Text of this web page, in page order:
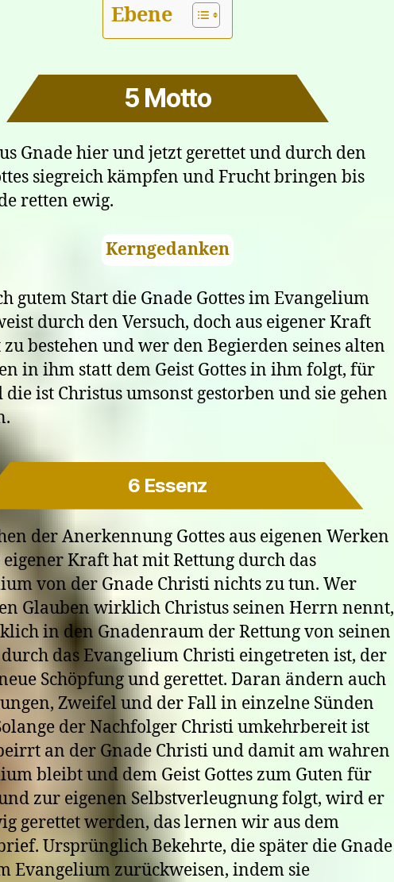
Ebene
5 Motto
Gnade hier und jetzt gerettet und durch den
siegreich kämpfen und Frucht bringen bis
retten ewig.
Kerngedanken
gutem Start die Gnade Gottes im Evangelium
durch den Versuch, doch aus eigener Kraft
bestehen und wer den Begierden seines alten
in ihm statt dem Geist Gottes in ihm folgt, für
ist Christus umsonst gestorben und sie gehen
6 Essenz
der Anerkennung Gottes aus eigenen Werken
eigener Kraft hat mit Rettung durch das
von der Gnade Christi nichts zu tun. Wer
Glauben wirklich Christus seinen Herrn nennt,
in den Gnadenraum der Rettung von seinen
das Evangelium Christi eingetreten ist, der
Schöpfung und gerettet. Daran ändern auch
Zweifel und der Fall in einzelne Sünden
der Nachfolger Christi umkehrbereit ist
an der Gnade Christi und damit am wahren
bleibt und dem Geist Gottes zum Guten für
zur eigenen Selbstverleugnung folgt, wird er
gerettet werden, das lernen wir aus dem
Ursprünglich Bekehrte, die später die Gnade
Evangelium zurückweisen, indem sie